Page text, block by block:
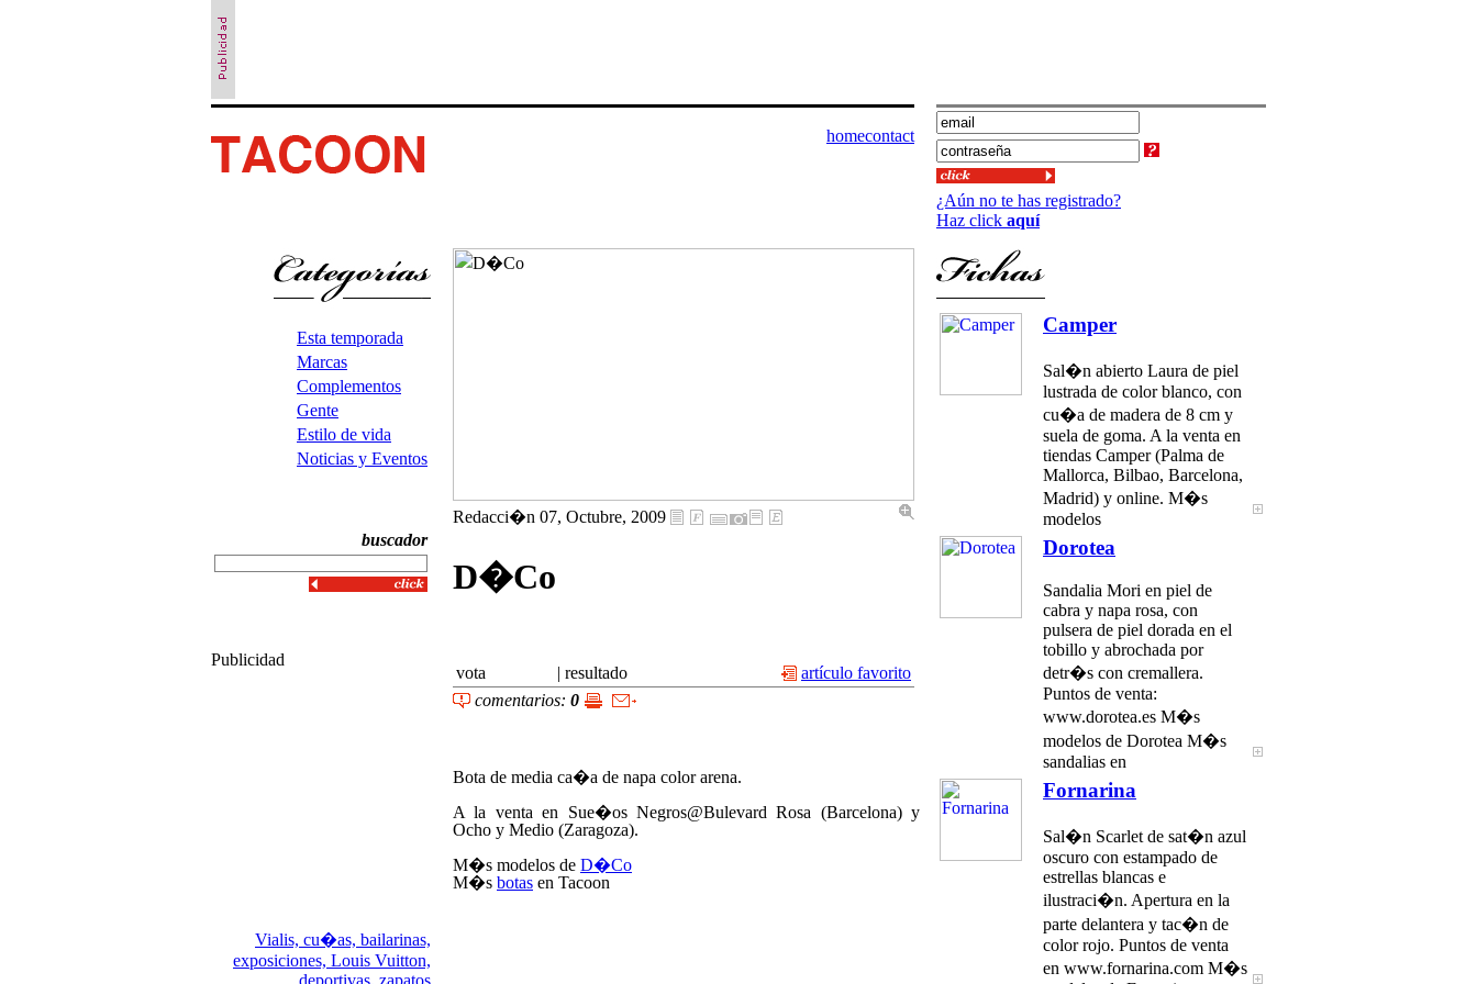
homecontact
¿Aún no te has registrado?
Haz click aquí
Esta temporada
Marcas
Complementos
Gente
Estilo de vida
Noticias y Eventos
buscador
Publicidad
Vialis, cu�as, bailarinas,
exposiciones, Louis Vuitton,
deportivas, zapatos
Camper
Sal�n abierto Laura de piel
lustrada de color blanco, con
cu�a de madera de 8 cm y
suela de goma. A la venta en
tiendas Camper (Palma de
Mallorca, Bilbao, Barcelona,
Madrid) y online. M�s
modelos
Dorotea
Sandalia Mori en piel de
cabra y napa rosa, con
pulsera de piel dorada en el
tobillo y abrochada por
detr�s con cremallera.
Puntos de venta:
www.dorotea.es M�s
modelos de Dorotea M�s
sandalias en
Fornarina
Sal�n Scarlet de sat�n azul
oscuro con estampado de
estrellas blancas e
ilustraci�n. Apertura en la
parte delantera y tac�n de
color rojo. Puntos de venta
en www.fornarina.com M�s
Redacci�n 07, Octubre, 2009
D�Co
vota | resultado
artículo favorito
comentarios: 0
Bota de media ca�a de napa color arena.
A la venta en Sue�os Negros@Bulevard Rosa (Barcelona) y
Ocho y Medio (Zaragoza).
M�s modelos de D�Co
M�s botas en Tacoon